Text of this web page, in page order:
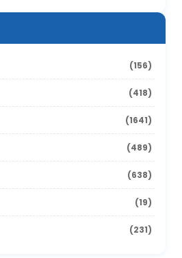
(7)
(12)
(11)
(10)
(11)
(12)
(13)
(12)
(15)
(18)
(7)
(13)
(16)
(22)
(15)
(16)
(15)
(10)
(21)
(11)
(26)
(15)
(10)
(22)
(21)
(17)
(24)
(21)
(31)
(33)
(20)
(44)
(26)
(22)
(26)
(23)
(19)
(24)
(13)
(14)
(8)
(9)
(11)
(156)
(418)
(1641)
(489)
(638)
(19)
(231)